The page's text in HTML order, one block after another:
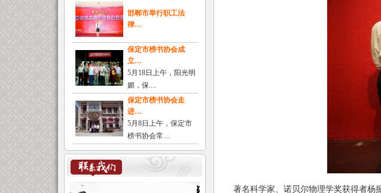
邯郸市举行职工法
律…
保定市榜书协会成
立…
5月18日上午，阳光明
媚，保....
保定市榜书协会走
进…
5月8日上午，保定市
榜书协会常....
著名科学家、诺贝尔物理学奖获得者杨